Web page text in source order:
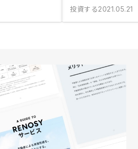
投資する2021.05.21